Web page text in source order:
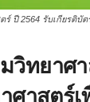
ปี 2564 รับเกียรติ
วิทยาศ
ศาสตร์